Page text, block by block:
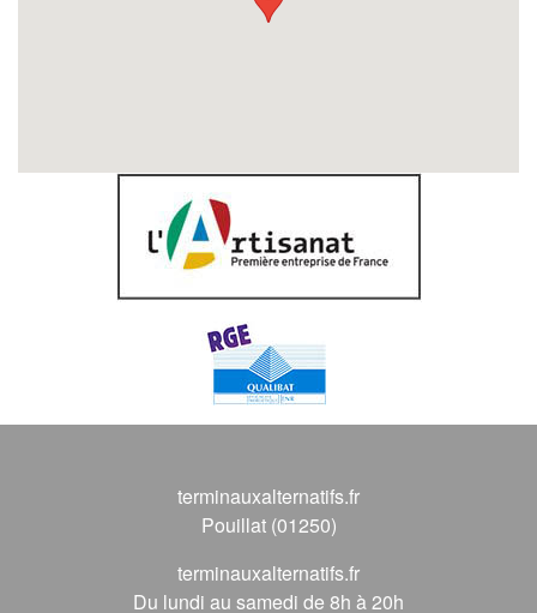
terminauxalternatifs.fr
Pouillat (01250)
terminauxalternatifs.fr
Du lundi au samedi de 8h à 20h